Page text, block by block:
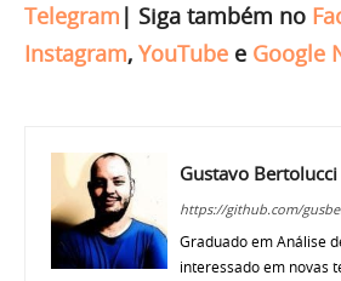
Telegram | Siga também no
Instagram, YouTube e Google
Gustavo Bertolucci
https://github.com/
Graduado em Análise
interessado em novas